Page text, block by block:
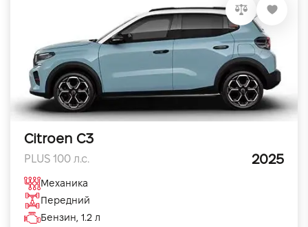
Citroen C3
PLUS 100 л.с. 2025
Механика
Передний
Бензин, 1.2 л